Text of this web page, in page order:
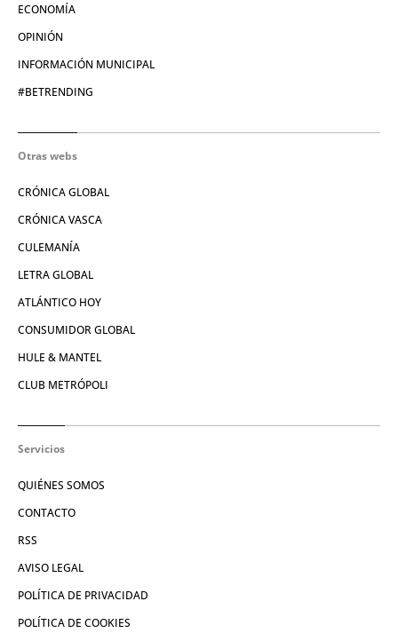
ECONOMÍA
OPINIÓN
INFORMACIÓN MUNICIPAL
#BETRENDING
Otras webs
CRÓNICA GLOBAL
CRÓNICA VASCA
CULEMANÍA
LETRA GLOBAL
ATLÁNTICO HOY
CONSUMIDOR GLOBAL
HULE & MANTEL
CLUB METRÓPOLI
Servicios
QUIÉNES SOMOS
CONTACTO
RSS
AVISO LEGAL
POLÍTICA DE PRIVACIDAD
POLÍTICA DE COOKIES